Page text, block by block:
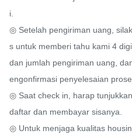
i.
◎ Setelah pengiriman uang,
s untuk memberi tahu kami 4
dan jumlah pengiriman uang,
engonfirmasi penyelesaian
◎ Saat check in, harap
daftar dan membayar sisanya.
◎ Untuk menjaga kualitas